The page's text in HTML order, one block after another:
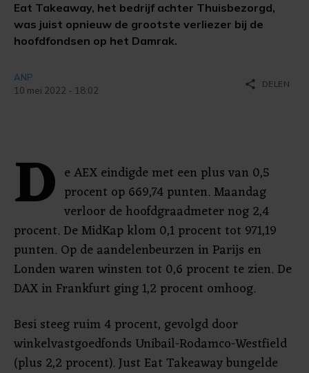
Eat Takeaway, het bedrijf achter Thuisbezorgd,
was juist opnieuw de grootste verliezer bij de
hoofdfondsen op het Damrak.
ANP
10 mei 2022 - 18:02
share DELEN
D e AEX eindigde met een plus van 0,5
procent op 669,74 punten. Maandag
verloor de hoofdgraadmeter nog 2,4
procent. De MidKap klom 0,1 procent tot 971,19
punten. Op de aandelenbeurzen in Parijs en
Londen waren winsten tot 0,6 procent te zien. De
DAX in Frankfurt ging 1,2 procent omhoog.
Besi steeg ruim 4 procent, gevolgd door
winkelvastgoedfonds Unibail-Rodamco-Westfield
(plus 2,2 procent). Just Eat Takeaway bungelde